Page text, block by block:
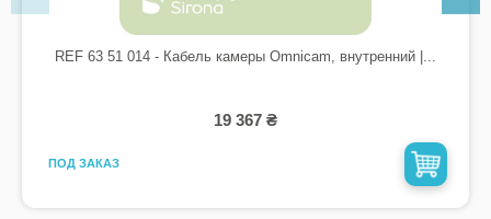
REF 63 51 014 - Кабель камеры Omnicam, внутренний |...
19 367 ₴
ПОД ЗАКАЗ